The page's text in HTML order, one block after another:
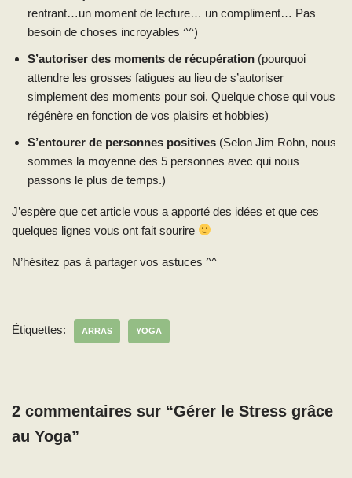
rentrant…un moment de lecture… un compliment… Pas
besoin de choses incroyables ^^)
S’autoriser des moments de récupération (pourquoi
attendre les grosses fatigues au lieu de s’autoriser
simplement des moments pour soi. Quelque chose qui vous
régénère en fonction de vos plaisirs et hobbies)
S’entourer de personnes positives (Selon Jim Rohn, nous
sommes la moyenne des 5 personnes avec qui nous
passons le plus de temps.)
J’espère que cet article vous a apporté des idées et que ces
quelques lignes vous ont fait sourire
N’hésitez pas à partager vos astuces ^^
Étiquettes: ARRAS YOGA
2 commentaires sur “Gérer le Stress grâce
au Yoga”